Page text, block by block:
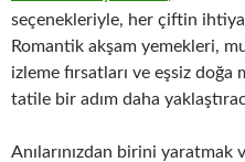
seçenekleriyle, her çiftin
Romantik akşam yemekleri,
izleme fırsatları ve eşsiz
tatile bir adım daha
Anılarınızdan birini